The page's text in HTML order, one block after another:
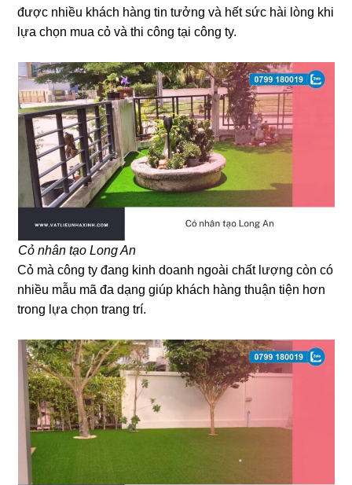
được nhiều khách hàng tin tưởng và hết sức hài lòng khi
lựa chọn mua cỏ và thi công tại công ty.
Cỏ nhân tạo Long An
Cỏ mà công ty đang kinh doanh ngoài chất lượng còn có
nhiều mẫu mã đa dạng giúp khách hàng thuận tiện hơn
trong lựa chọn trang trí.